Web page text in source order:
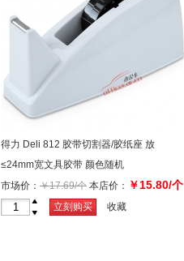
得力 Deli 812 胶带切割器/胶纸座 放
≤24mm宽文具胶带 颜色随机
市场价： ￥17.69/个 本店价： ￥15.80/个
-
立刻购买 收藏